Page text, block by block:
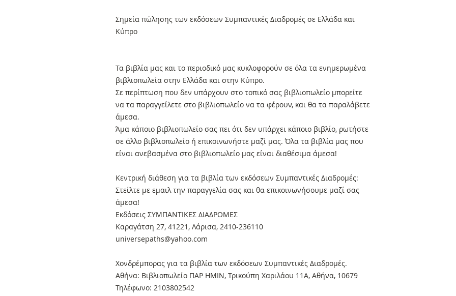
Σημεία πώλησης των εκδόσεων Συμπαντικές Διαδρομές σε Ελλάδα και
Κύπρο
Τα βιβλία μας και το περιοδικό μας κυκλοφορούν σε όλα τα ενημερωμένα
βιβλιοπωλεία στην Ελλάδα και στην Κύπρο.
Σε περίπτωση που δεν υπάρχουν στο τοπικό σας βιβλιοπωλείο μπορείτε
να τα παραγγείλετε στο βιβλιοπωλείο να τα φέρουν, και θα τα παραλάβετε
άμεσα.
Άμα κάποιο βιβλιοπωλείο σας πει ότι δεν υπάρχει κάποιο βιβλίο, ρωτήστε
σε άλλο βιβλιοπωλείο ή επικοινωνήστε μαζί μας. Όλα τα βιβλία μας που
είναι ανεβασμένα στο βιβλιοπωλείο μας είναι διαθέσιμα άμεσα!
Κεντρική διάθεση για τα βιβλία των εκδόσεων Συμπαντικές Διαδρομές:
Στείλτε με εμαιλ την παραγγελία σας και θα επικοινωνήσουμε μαζί σας
άμεσα!
Εκδόσεις ΣΥΜΠΑΝΤΙΚΕΣ ΔΙΑΔΡΟΜΕΣ
Καραγάτση 27, 41221, Λάρισα, 2410-236110
universepaths@yahoo.com
Xονδρέμπορας για τα βιβλία των εκδόσεων Συμπαντικές Διαδρομές.
Αθήνα: Βιβλιοπωλείο ΠΑΡ ΗΜΙΝ, Τρικούπη Χαριλάου 11Α, Αθήνα, 10679
Τηλέφωνο: 2103802542